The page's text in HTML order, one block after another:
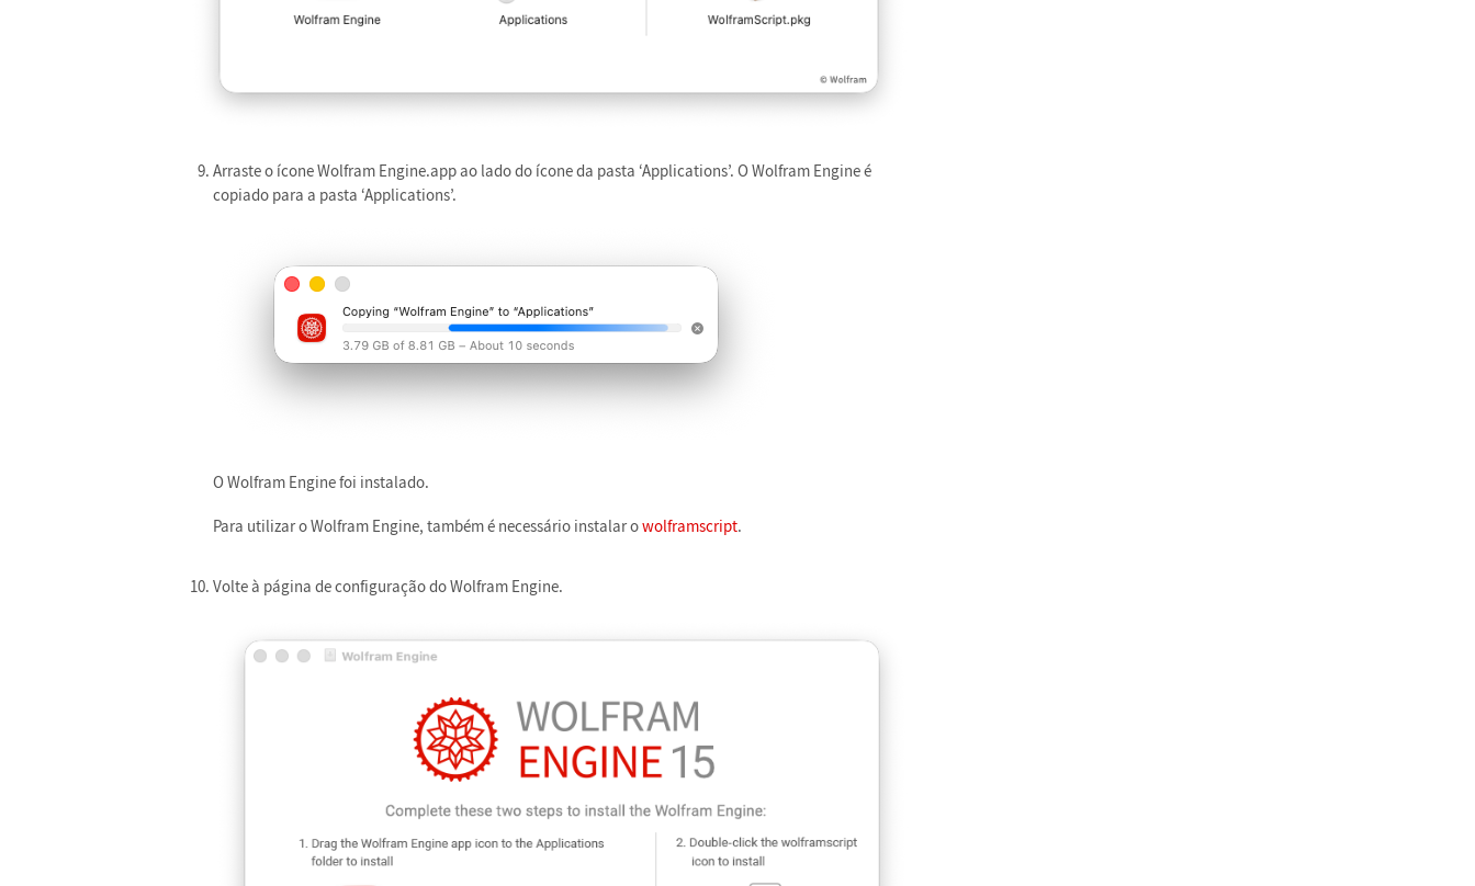
Arraste o ícone Wolfram Engine.app ao lado do ícone da pasta ‘Applications’. O Wolfram Engine é
copiado para a pasta ‘Applications’.
O Wolfram Engine foi instalado.
Para utilizar o Wolfram Engine, também é necessário instalar owolframscript.
Volte à página de configuração do Wolfram Engine.